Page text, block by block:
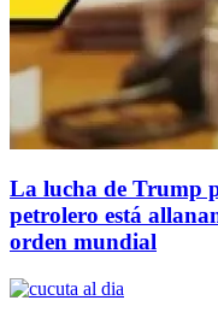
La lucha de Trump
petrolero está
orden mundial